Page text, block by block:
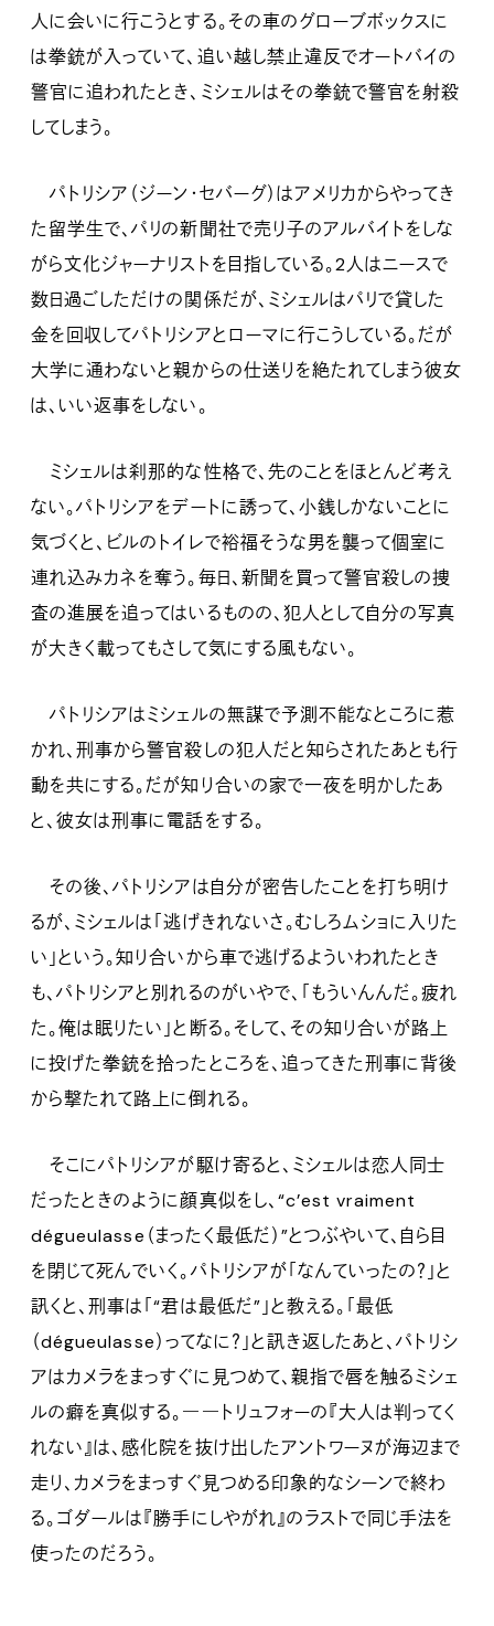
人に会いに行こうとする。その車のグローブボックスに
は拳銃が入っていて、追い越し禁止違反でオートバイの
警官に追われたとき、ミシェルはその拳銃で警官を射殺
してしまう。
パトリシア（ジーン・セバーグ）はアメリカからやってき
た留学生で、パリの新聞社で売り子のアルバイトをしな
がら文化ジャーナリストを目指している。2人はニースで
数日過ごしただけの関係だが、ミシェルはパリで貸した
金を回収してパトリシアとローマに行こうしている。だが
大学に通わないと親からの仕送りを絶たれてしまう彼女
は、いい返事をしない。
ミシェルは刹那的な性格で、先のことをほとんど考え
ない。パトリシアをデートに誘って、小銭しかないことに
気づくと、ビルのトイレで裕福そうな男を襲って個室に
連れ込みカネを奪う。毎日、新聞を買って警官殺しの捜
査の進展を追ってはいるものの、犯人として自分の写真
が大きく載ってもさして気にする風もない。
パトリシアはミシェルの無謀で予測不能なところに惹
かれ、刑事から警官殺しの犯人だと知らされたあとも行
動を共にする。だが知り合いの家で一夜を明かしたあ
と、彼女は刑事に電話をする。
その後、パトリシアは自分が密告したことを打ち明け
るが、ミシェルは「逃げきれないさ。むしろムショに入りた
い」という。知り合いから車で逃げるよういわれたとき
も、パトリシアと別れるのがいやで、「もういんんだ。疲れ
た。俺は眠りたい」と断る。そして、その知り合いが路上
に投げた拳銃を拾ったところを、追ってきた刑事に背後
から撃たれて路上に倒れる。
そこにパトリシアが駆け寄ると、ミシェルは恋人同士
だったときのように顔真似をし、“c’est vraiment
dégueulasse（まったく最低だ）”とつぶやいて、自ら目
を閉じて死んでいく。パトリシアが「なんていったの？」と
訊くと、刑事は「“君は最低だ”」と教える。「最低
（dégueulasse）ってなに？」と訊き返したあと、パトリシ
アはカメラをまっすぐに見つめて、親指で唇を触るミシェ
ルの癖を真似する。――トリュフォーの『大人は判ってく
れない』は、感化院を抜け出したアントワーヌが海辺まで
走り、カメラをまっすぐ見つめる印象的なシーンで終わ
る。ゴダールは『勝手にしやがれ』のラストで同じ手法を
使ったのだろう。